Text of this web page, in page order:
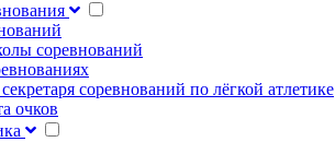
соревнований
соревнований по лёгкой атлетике
очков